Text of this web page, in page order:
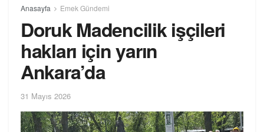
Anasayfa Emek Gündemi
Doruk Madencilik işçileri
hakları için yarın
Ankara’da
31 Mayıs 2026